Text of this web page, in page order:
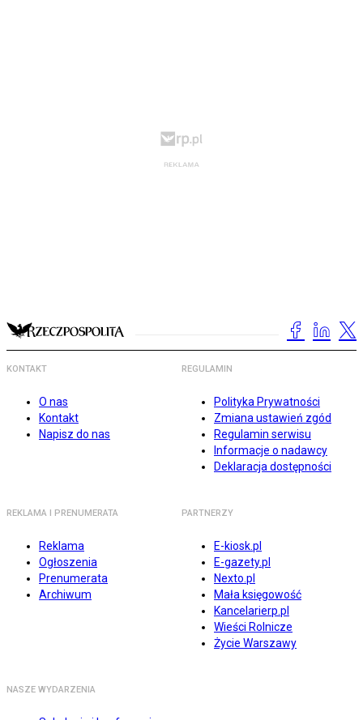
KONTAKT
O nas
Kontakt
Napisz do nas
REGULAMIN
Polityka Prywatności
Zmiana ustawień zgód
Regulamin serwisu
Informacje o nadawcy
Deklaracja dostępności
REKLAMA I PRENUMERATA
Reklama
Ogłoszenia
Prenumerata
Archiwum
PARTNERZY
E-kiosk.pl
E-gazety.pl
Nexto.pl
Mała księgowość
Kancelarierp.pl
Wieści Rolnicze
Życie Warszawy
NASZE WYDARZENIA